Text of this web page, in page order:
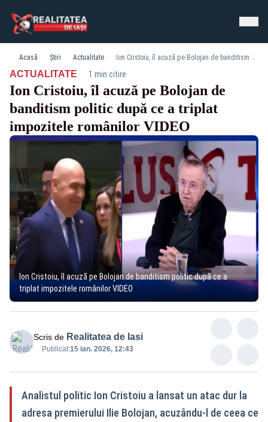
Acasă Știri Actualitate Ion Cristoiu, îl acuză pe Bolojan de banditism politic după ce a triplat impozitele românilor VIDEO
ACTUALITATE· 1 min citire
Ion Cristoiu, îl acuză pe Bolojan de
banditism politic după ce a triplat
impozitele românilor VIDEO
Ion Cristoiu, îl acuză pe Bolojan de banditism politic după ce a
triplat impozitele românilor VIDEO
Scris de Realitatea de Iasi
Publicat:15 ian. 2026, 12:43
Analistul politic Ion Cristoiu a lansat un atac dur la
adresa premierului Ilie Bolojan, acuzându-l de ceea ce